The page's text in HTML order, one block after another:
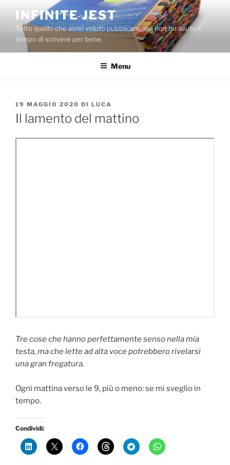
contenuto
INFINITE JEST
Tutto quello che avrei voluto pubblicare, ma non ho avuto il
tempo di scrivere per bene.
Menu
PUBBLICATO
IL
19 MAGGIO 2020 DI LUCA
Il lamento del mattino
Tre cose che hanno perfettamente senso nella mia
testa, ma che lette ad alta voce potrebbero rivelarsi
una gran fregatura.
Ogni mattina verso le 9, più o meno: se mi sveglio in
tempo.
Condividi: